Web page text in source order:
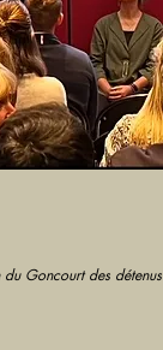
Goncourt des détenus